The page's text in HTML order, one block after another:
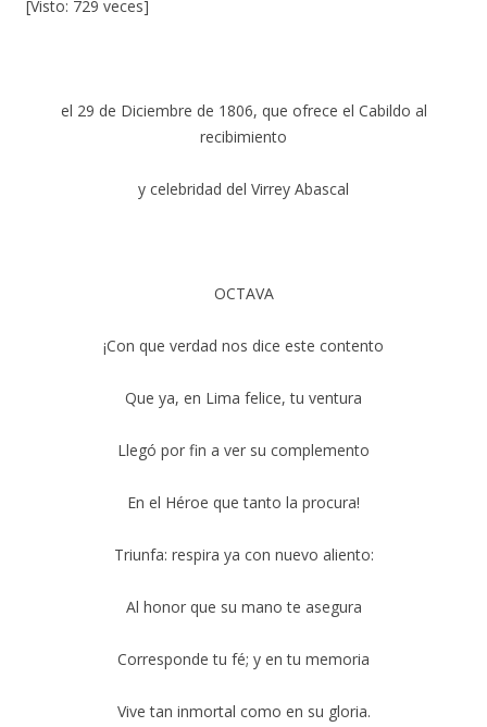
[Visto: 729 veces]
el 29 de Diciembre de 1806, que ofrece el Cabildo al
recibimiento
y celebridad del Virrey Abascal
OCTAVA
¡Con que verdad nos dice este contento
Que ya, en Lima felice, tu ventura
Llegó por fin a ver su complemento
En el Héroe que tanto la procura!
Triunfa: respira ya con nuevo aliento:
Al honor que su mano te asegura
Corresponde tu fé; y en tu memoria
Vive tan inmortal como en su gloria.